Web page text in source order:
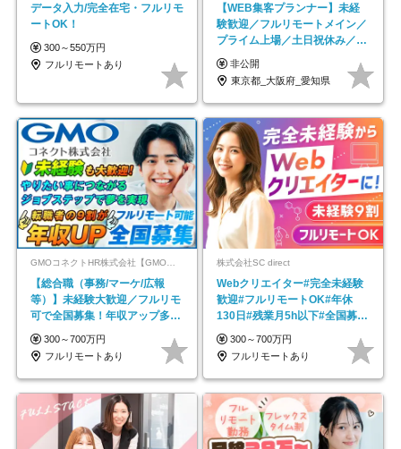
データ入力/完全在宅・フルリモ
ートOK！
300～550万円
フルリモートあり
【WEB集客プランナー】未経
験歓迎／フルリモートメイン／
プライム上場／土日祝休み／東
京・大阪・名古屋
非公開
東京都_大阪府_愛知県
GMOコネクトHR株式会社【GMOインターネットグループ】
【総合職（事務/マーケ/広報
等）】未経験大歓迎／フルリモ
可で全国募集！年収アップ多数
★年休最大130日★
300～700万円
フルリモートあり
株式会社SC direct
Webクリエイター#完全未経験
歓迎#フルリモートOK#年休
130日#残業月5h以下#全国募集
#最大1年の研修
300～700万円
フルリモートあり